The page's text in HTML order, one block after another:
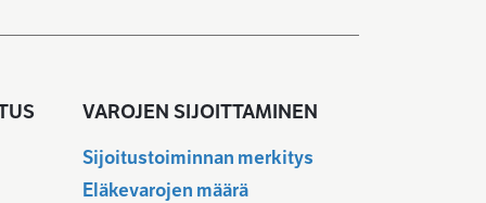
VAROJEN SIJOITTAMINEN
Sijoitustoiminnan merkitys
Eläkevarojen määrä